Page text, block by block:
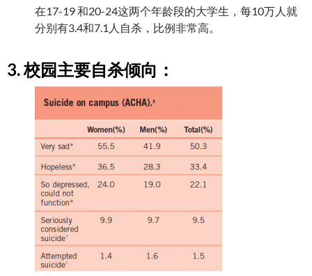
在17-19 和20-24这两个年龄段的大学生，每10万人就
分别有3.4和7.1人自杀，比例非常高。
3. 校园主要自杀倾向：